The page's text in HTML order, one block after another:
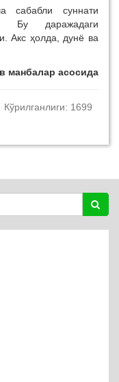
сабабли суннати
Бу даражадаги
Акс ҳолда, дунё ва
манбалар асосида
1699